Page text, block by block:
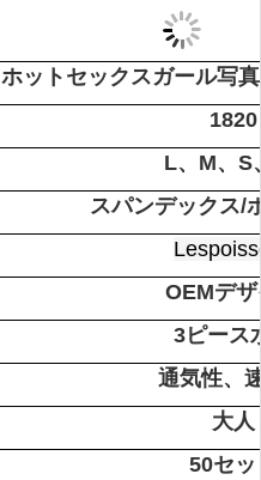
ホットセックスガール写
1820
L、M、S
スパンデックス/
OEMデ
3ピース
通気性、
大人
50セッ